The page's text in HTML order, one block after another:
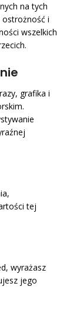
na tych
ostrożność i
wszelkich
grafika i
tej
wyrażasz
jego